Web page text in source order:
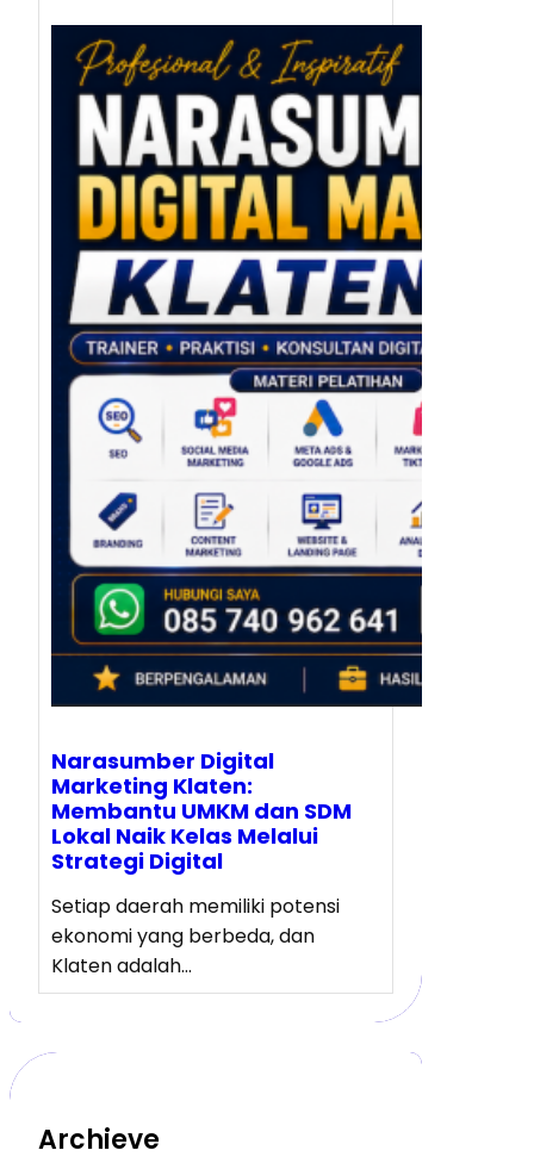
Narasumber Digital
Marketing Klaten:
Membantu UMKM dan SDM
Lokal Naik Kelas Melalui
Strategi Digital
Setiap daerah memiliki potensi
ekonomi yang berbeda, dan
Klaten adalah…
Archieve